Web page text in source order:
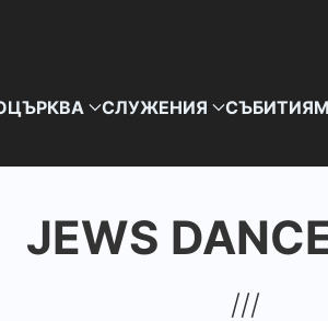
ЦЪРКВА СЛУЖЕНИЯ СЪБИТИЯ
JEWS